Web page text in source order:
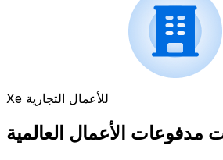
Xe للأعمال التجارية
مدفوعات الأعمال العالمية